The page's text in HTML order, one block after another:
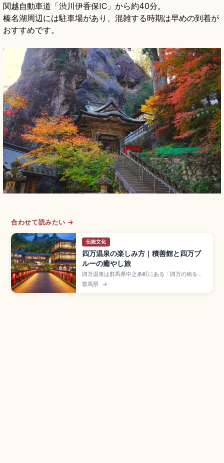
関越自動車道「渋川伊香保IC」から約40分。
榛名湖周辺には駐車場があり、混雑する時期は早めの到着が
おすすめです。
合わせて読みたい →
伝統文化
四万温泉の楽しみ方｜積善館と四万ブ
ルーの癒やし旅
四万温泉は群馬県中之条町にある「四万の病を癒
す」と伝わる名湯で、昭和29年に国民保養温泉地
指定の歴史ある温泉地。シンボルの積善館は元禄7
群馬県 →